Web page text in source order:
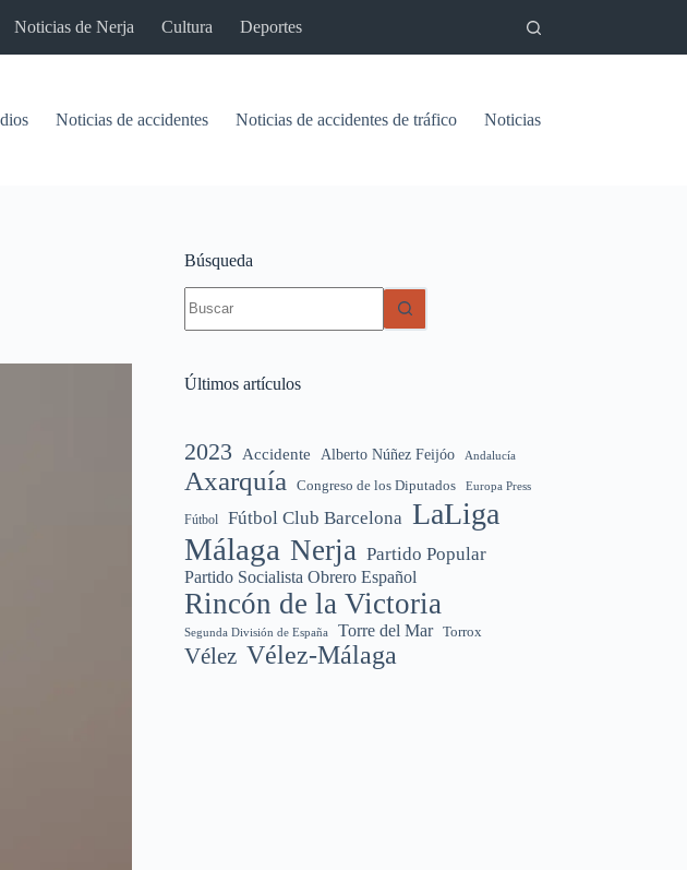
Noticias de Nerja Cultura Deportes
Noticias de accidentes Noticias de accidentes de tráfico Noticias del pantano de
Búsqueda
resultados
Últimos artículos
2023 Accidente Alberto Núñez Feijóo Andalucía
Axarquía Congreso de los Diputados Europa Press
Fútbol Fútbol Club Barcelona LaLiga
Málaga Nerja Partido Popular
Partido Socialista Obrero Español
Rincón de la Victoria
Segunda División de España Torre del Mar Torrox
Vélez Vélez-Málaga